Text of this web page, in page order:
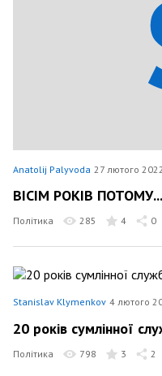
Anatolij Palyvoda 27 лютого
ВІСІМ РОКІВ ПОТОМУ...
Політика 285 4 0
Stanislav Klymenkov 4 лютого
20 років сумлінної
Політика 798 3 2